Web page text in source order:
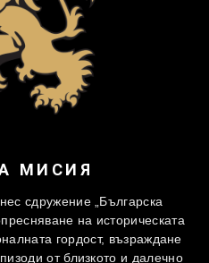
МИСИЯ
сдружение „Българска
на историческата
гордост, възраждане
от близкото и далечно